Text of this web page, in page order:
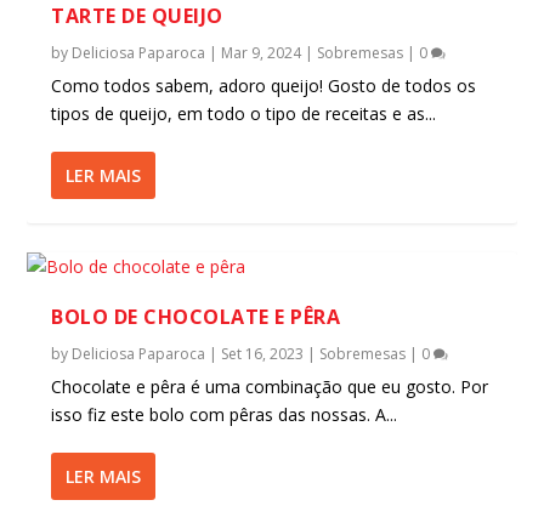
TARTE DE QUEIJO
by Deliciosa Paparoca | Mar 9, 2024| Sobremesas | 0
Como todos sabem, adoro queijo! Gosto de todos os
tipos de queijo, em todo o tipo de receitas e as...
LER MAIS
BOLO DE CHOCOLATE E PÊRA
by Deliciosa Paparoca | Set 16, 2023 | Sobremesas | 0
Chocolate e pêra é uma combinação que eu gosto. Por
isso fiz este bolo com pêras das nossas. A...
LER MAIS